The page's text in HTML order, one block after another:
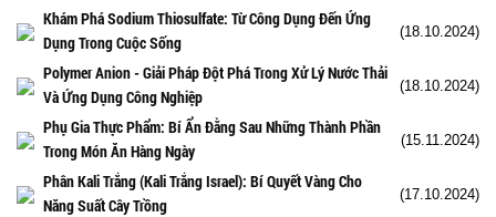
Khám Phá Sodium Thiosulfate: Từ Công Dụng Đến Ứng
Dụng Trong Cuộc Sống
(18.10.2024)
Polymer Anion - Giải Pháp Đột Phá Trong Xử Lý Nước Thải
Và Ứng Dụng Công Nghiệp
(18.10.2024)
Phụ Gia Thực Phẩm: Bí Ẩn Đằng Sau Những Thành Phần
Trong Món Ăn Hàng Ngày
(15.11.2024)
Phân Kali Trắng (Kali Trắng Israel): Bí Quyết Vàng Cho
Năng Suất Cây Trồng
(17.10.2024)